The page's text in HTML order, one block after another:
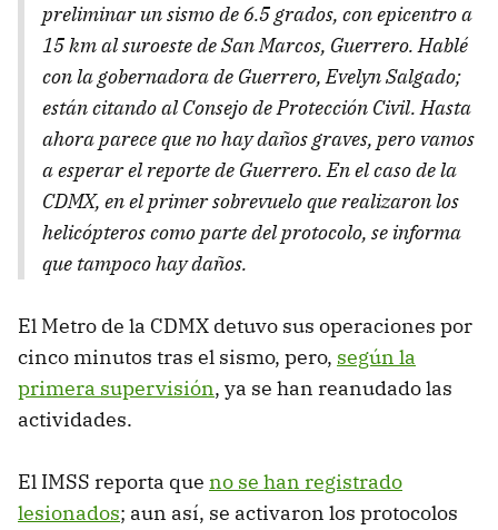
preliminar un sismo de 6.5 grados, con epicentro a
15 km al suroeste de San Marcos, Guerrero. Hablé
con la gobernadora de Guerrero, Evelyn Salgado;
están citando al Consejo de Protección Civil. Hasta
ahora parece que no hay daños graves, pero vamos
a esperar el reporte de Guerrero. En el caso de la
CDMX, en el primer sobrevuelo que realizaron los
helicópteros como parte del protocolo, se informa
que tampoco hay daños.
El Metro de la CDMX detuvo sus operaciones por
cinco minutos tras el sismo, pero, según la
primera supervisión, ya se han reanudado las
actividades.
El IMSS reporta que no se han registrado
lesionados; aun así, se activaron los protocolos